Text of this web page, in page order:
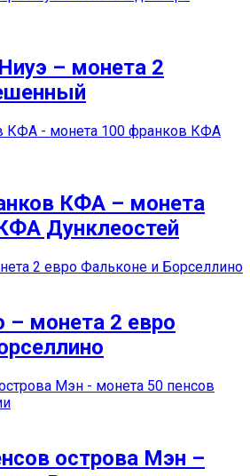
– монета 2
КФА – монета
Дунклеостей
– монета 2 евро
острова Мэн –